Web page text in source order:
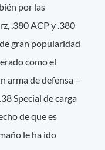
por las
.380 ACP y .380
gran popularidad
como el
arma de defensa –
Special de carga
de que es
le ha ido